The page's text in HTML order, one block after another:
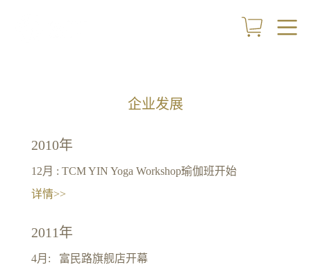
礼券
企业发展
2010年
12月 : TCM YIN Yoga Workshop瑜伽班开始
详情>>
2011年
4月: 富民路旗舰店开幕